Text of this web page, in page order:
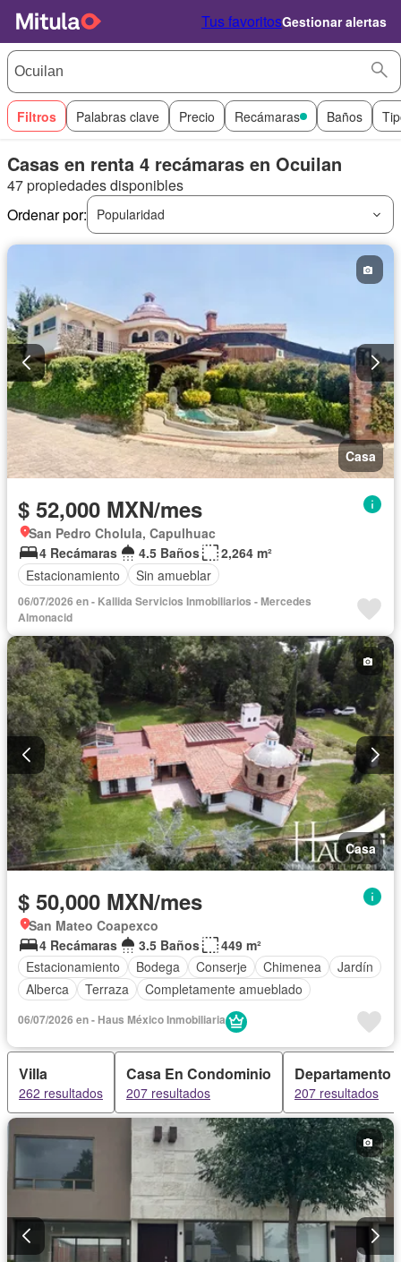
Tus favoritosGestionar alertas
Filtros Palabras clave Precio Recámaras Baños
Casas en renta 4 recámaras en Ocuilan
47 propiedades disponibles
Ordenar por:
Popularidad
Casa
$ 52,000 MXN/mes
San Pedro Cholula, Capulhuac
4 Recámaras
4.5 Baños
2,264 m²
Estacionamiento
Sin amueblar
06/07/2026 en - Kallida Servicios Inmobiliarios - Mercedes
Almonacid
Casa
$ 50,000 MXN/mes
San Mateo Coapexco
4 Recámaras
3.5 Baños
449 m²
Estacionamiento
Bodega Conserje Chimenea
Jardín
Alberca
Terraza Completamente amueblado
06/07/2026 en - Haus México Inmobiliaria
Villa
262 resultados
Casa En Condominio
207 resultados
Departamento
207 resultados